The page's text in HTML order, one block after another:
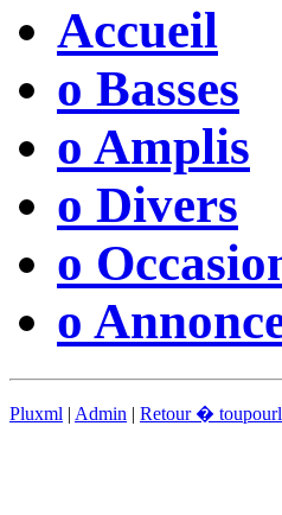
Accueil
o Basses
o Amplis
o Divers
o
o
Pluxml | Admin | Retour �